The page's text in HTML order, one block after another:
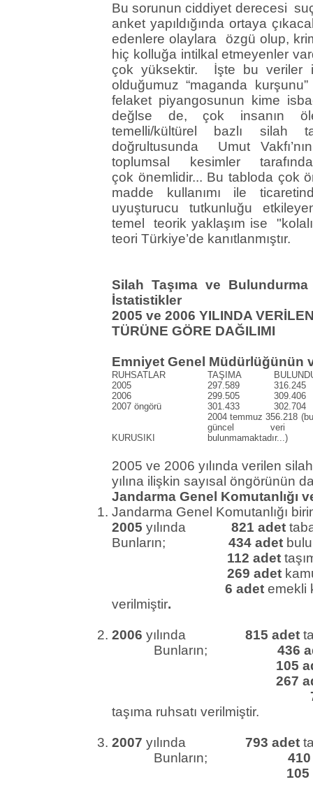
Bu sorunun ciddiyet derecesi
anket yapıldığında ortaya
edenlere olaylara özgü olup,
hiç kolluğa intilkal etmeyenler
çok yüksektir. İşte bu veriler
olduğumuz “maganda
felaket piyangosunun kime
değlse de, çok insanın
temelli/kültürel bazlı silah
doğrultusunda Umut
toplumsal kesimler
çok önemlidir... Bu tabloda çok
madde kullanımı ile
uyuşturucu tutkunluğu
temel teorik yaklaşım ise
teori Türkiye’de kanıtlanmıştır.
Silah Taşıma ve
İstatistikler
2005 ve 2006 YILINDA
TÜRÜNE GÖRE DAĞILIMI
Emniyet Genel Müdürlüğünün
RUHSATLAR TAŞIMA
2005
297.589
316.245
2006
299.505
309.406
2007 öngörü
301.433 302.704
KURUSIKI
2004 temmuz 356.218
güncel veri
bulunmamaktadır...)
2005 ve 2006 yılında verilen
yılına ilişkin sayısal öngörünün
Jandarma Genel Komutanlığı
Jandarma Genel Komutanlığı
2005 yılında 821 adet
Bunların; 434 adet
112 adet
269 adet
6 adetemekli
verilmiştir.
2006 yılında 815 adet
Bunların; 436
105
267
taşıma ruhsatı verilmiştir.
2007 yılında 793 adet
Bunların;